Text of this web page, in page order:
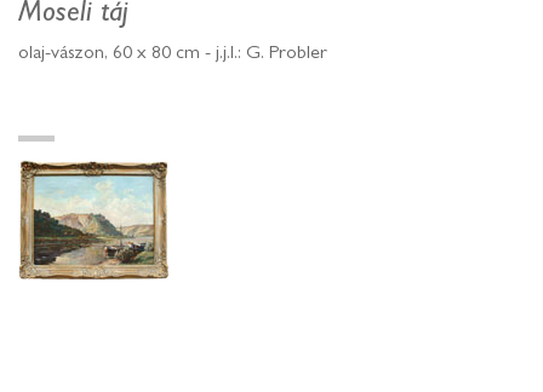
Moseli táj
olaj-vászon, 60 x 80 cm - j.j.l.: G. Probler